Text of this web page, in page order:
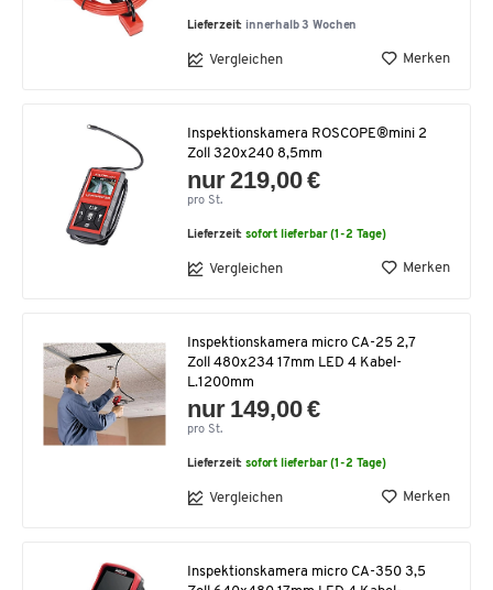
Lieferzeit: innerhalb 3 Wochen
Vergleichen Merken
Inspektionskamera ROSCOPE®mini 2
Zoll 320x240 8,5mm
nur 219,00 €
pro St.
Lieferzeit:sofort lieferbar (1-2 Tage)
Vergleichen Merken
Inspektionskamera micro CA-25 2,7
Zoll 480x234 17mm LED 4 Kabel-
L.1200mm
nur 149,00 €
pro St.
Lieferzeit:sofort lieferbar (1-2 Tage)
Vergleichen Merken
Inspektionskamera micro CA-350 3,5